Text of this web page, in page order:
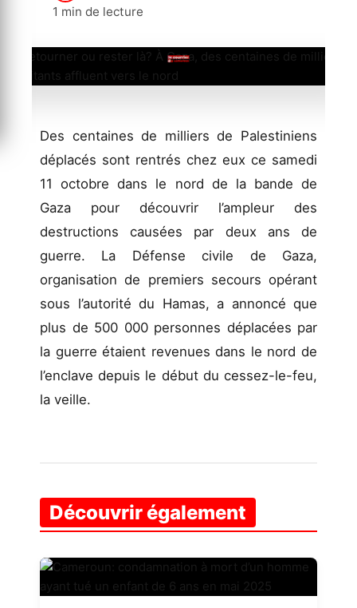
1 min de lecture
Des centaines de milliers de Palestiniens
déplacés sont rentrés chez eux ce samedi
11 octobre dans le nord de la bande de
Gaza pour découvrir l’ampleur des
destructions causées par deux ans de
guerre. La Défense civile de Gaza,
organisation de premiers secours opérant
sous l’autorité du Hamas, a annoncé que
plus de 500 000 personnes déplacées par
la guerre étaient revenues dans le nord de
l’enclave depuis le début du cessez-le-feu,
la veille.
Découvrir également